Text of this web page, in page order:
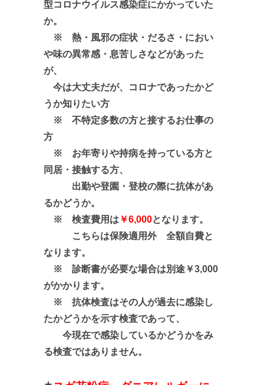
型コロナウイルス感染症にかかっていた
か。
※ 熱・風邪の症状・だるさ・におい
や味の異常感・息苦しさなどがあった
が、
今は大丈夫だが、コロナであったかど
うか知りたい方
※ 不特定多数の方と接するお仕事の
方
※ お年寄りや持病を持っている方と
同居・接触する方、
出勤や登園・登校の際に抗体があ
るかどうか。
※ 検査費用は ￥6,000となります。
こちらは保険適用外 全額自費と
なります。
※ 診断書が必要な場合は別途￥3,000
がかかります。
※ 抗体検査はその人が過去に感染し
たかどうかを示す検査であって、
今現在で感染しているかどうかをみ
る検査ではありません。